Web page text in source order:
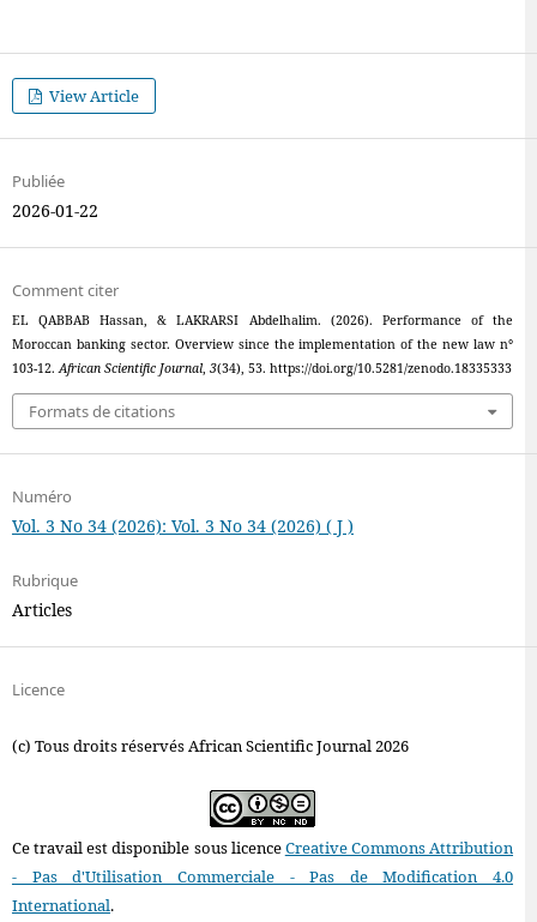
View Article
Publiée
2026-01-22
Comment citer
EL QABBAB Hassan, & LAKRARSI Abdelhalim. (2026). Performance of the
Moroccan banking sector. Overview since the implementation of the new law n°
103-12.African Scientific Journal, 3(34), 53. https://doi.org/10.5281/zenodo.18335333
Formats de citations
Numéro
Vol. 3 No 34 (2026): Vol. 3 No 34 (2026) ( J )
Rubrique
Articles
Licence
(c) Tous droits réservés African Scientific Journal 2026
Ce travail est disponible sous licenceCreative Commons Attribution
- Pas d'Utilisation Commerciale - Pas de Modification 4.0
International.